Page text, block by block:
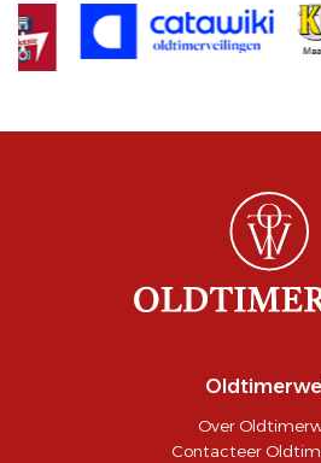
Over
Contacteer